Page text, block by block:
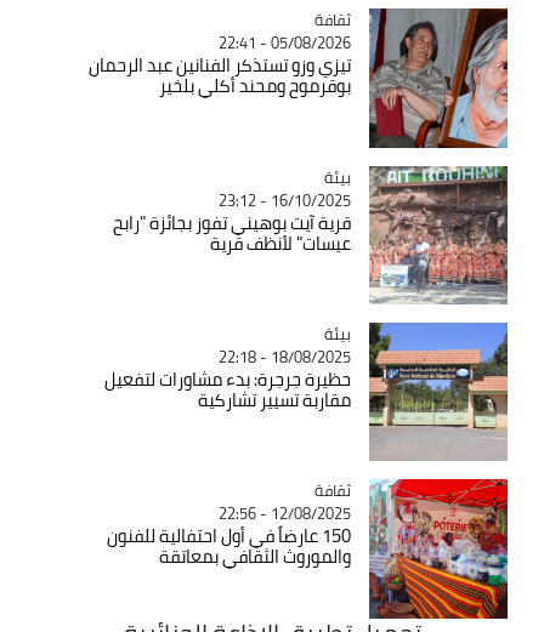
Catégorie
ثقافة
05/08/2026 - 22:41
تيزي وزو تستذكر الفنانين عبد الرحمان
بوقرموح ومحند أكلي بلخير
Catégorie
بيئة
16/10/2025 - 23:12
قرية آيت بوهيني تفوز بجائزة "رابح
عيسات" لأنظف قرية
Catégorie
بيئة
18/08/2025 - 22:18
حظيرة جرجرة: بدء مشاورات لتفعيل
مقاربة تسيير تشاركية
Catégorie
ثقافة
12/08/2025 - 22:56
150 عارضاً في أول احتفالية للفنون
والموروث الثقافي بمعاتقة